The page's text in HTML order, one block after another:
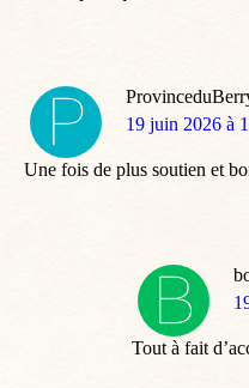
dit
19 juin 2026 à
Une fois de plus soutien et
Tout à fait